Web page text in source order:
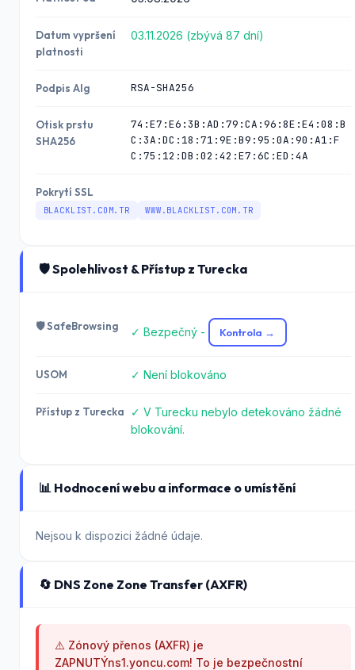
Datum vypršení
platnosti
03.11.2026 (zbývá 87 dní)
Podpis Alg RSA-SHA256
Otisk prstu
SHA256
74:E7:E6:3B:AD:79:CA:96:8E:E4:08:B
C:3A:DC:18:71:9E:B9:95:0A:90:A1:F
C:75:12:DB:02:42:E7:6C:ED:4A
Pokrytí SSL
BLACKLIST.COM.TR WWW.BLACKLIST.COM.TR
🛡️ Spolehlivost & Přístup z Turecka
🛡️ SafeBrowsing ✓ Bezpečný - Kontrola →
USOM ✓ Není blokováno
Přístup z Turecka
✓ V Turecku nebylo detekováno žádné
blokování.
📊 Hodnocení webu a informace o umístění
Nejsou k dispozici žádné údaje.
🔄 DNS Zone Zone Transfer (AXFR)
⚠️ Zónový přenos (AXFR) je
ZAPNUTÝns1.yoncu.com! To je bezpečnostní